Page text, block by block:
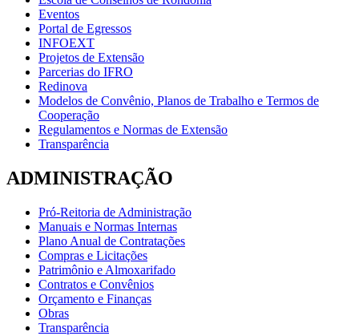
Eventos
Portal de Egressos
INFOEXT
Projetos de Extensão
Parcerias do IFRO
Redinova
Modelos de Convênio, Planos de Trabalho e Termos de
Cooperação
Regulamentos e Normas de Extensão
Transparência
ADMINISTRAÇÃO
Pró-Reitoria de Administração
Manuais e Normas Internas
Plano Anual de Contratações
Compras e Licitações
Patrimônio e Almoxarifado
Contratos e Convênios
Orçamento e Finanças
Obras
Transparência